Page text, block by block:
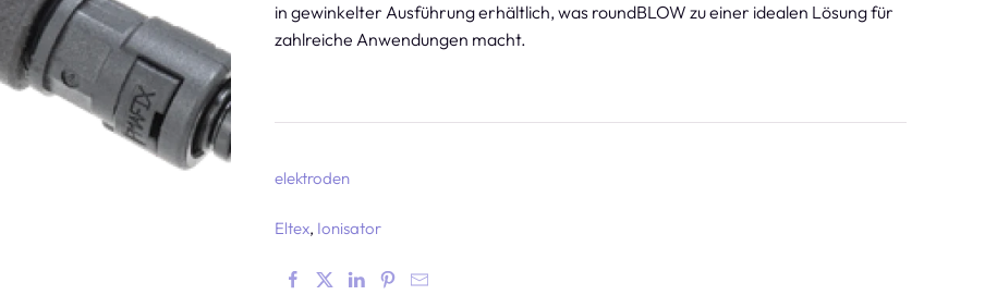
in gewinkelter Ausführung erhältlich, was roundBLOW zu einer idealen Lösung für
zahlreiche Anwendungen macht.
elektroden
Eltex Ionisator